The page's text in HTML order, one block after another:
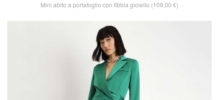
Mini abito a portafoglio con fibbia gioiello (109,00 €)